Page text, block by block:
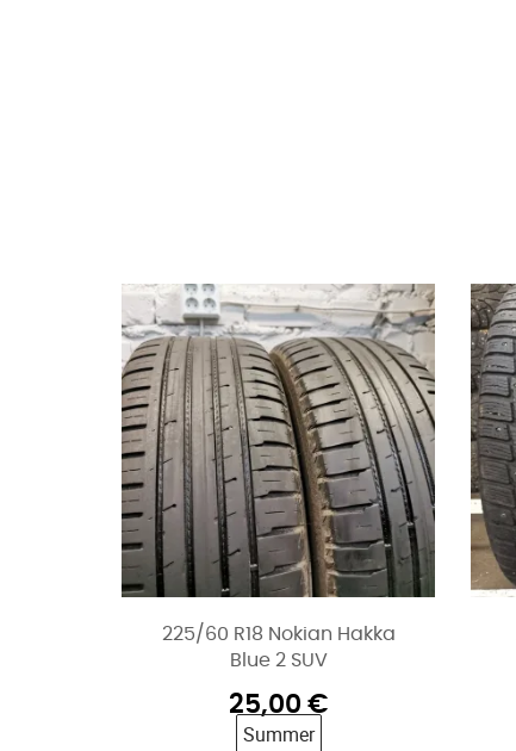
225/60 R18 Nokian Hakka
Blue 2 SUV
25,00 €
Summer